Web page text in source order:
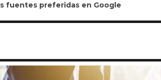
fuentes preferidas en Google